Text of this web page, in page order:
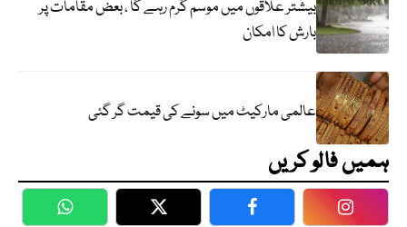
بیشتر علاقوں میں موسم گرم رہے گا ، بعض مقامات پر
بارش کا امکان
عالمی مارکیٹ میں سونے کی قیمت گر گئی
ہمیں فالو کریں
WhatsApp Twitter Facebook